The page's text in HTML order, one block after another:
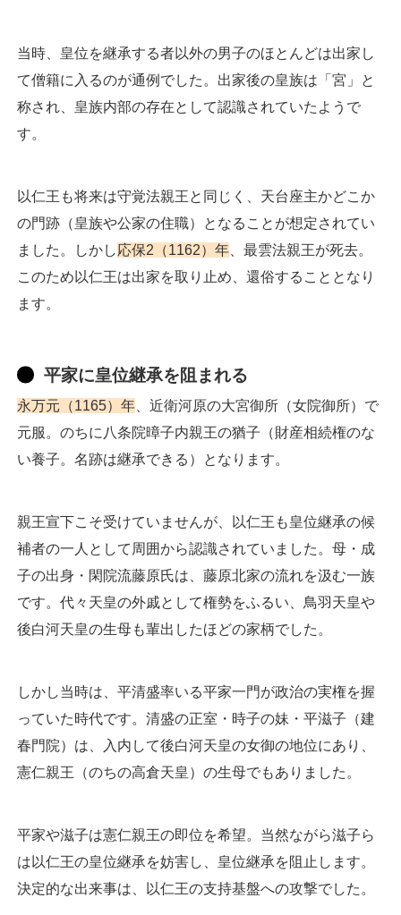
当時、皇位を継承する者以外の男子のほとんどは出家し
て僧籍に入るのが通例でした。出家後の皇族は「宮」と
称され、皇族内部の存在として認識されていたようで
す。
以仁王も将来は守覚法親王と同じく、天台座主かどこか
の門跡（皇族や公家の住職）となることが想定されてい
ました。しかし応保2（1162）年 、最雲法親王が死去。
このため以仁王は出家を取り止め、還俗することとなり
ます。
平家に皇位継承を阻まれる
永万元（1165）年 、近衛河原の大宮御所（女院御所）で
元服。のちに八条院暲子内親王の猶子（財産相続権のな
い養子。名跡は継承できる）となります。
親王宣下こそ受けていませんが、以仁王も皇位継承の候
補者の一人として周囲から認識されていました。母・成
子の出身・閑院流藤原氏は、藤原北家の流れを汲む一族
です。代々天皇の外戚として権勢をふるい、鳥羽天皇や
後白河天皇の生母も輩出したほどの家柄でした。
しかし当時は、平清盛率いる平家一門が政治の実権を握
っていた時代です。清盛の正室・時子の妹・平滋子（建
春門院）は、入内して後白河天皇の女御の地位にあり、
憲仁親王（のちの高倉天皇）の生母でもありました。
平家や滋子は憲仁親王の即位を希望。当然ながら滋子ら
は以仁王の皇位継承を妨害し、皇位継承を阻止します。
決定的な出来事は、以仁王の支持基盤への攻撃でした。